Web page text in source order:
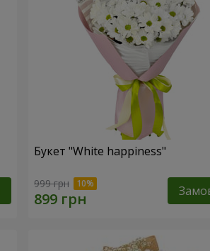
Букет "White happiness"
999 грн